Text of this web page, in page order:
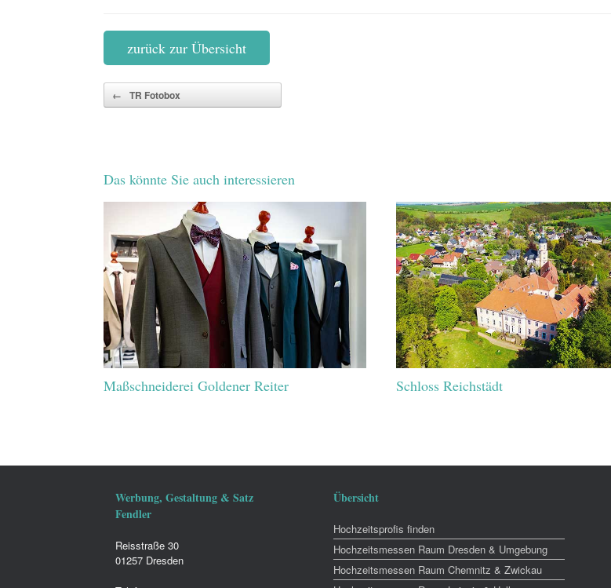
zurück zur Übersicht
Beitragsnavigation
← TR Fotobox
Das könnte Sie auch interessieren
Maßschneiderei Goldener Reiter Schloss Reichstädt
Werbung, Gestaltung & Satz
Fendler
Reisstraße 30
01257 Dresden
Übersicht
Hochzeitsprofis finden
Hochzeitsmessen Raum Dresden & Umgebung
Hochzeitsmessen Raum Chemnitz & Zwickau